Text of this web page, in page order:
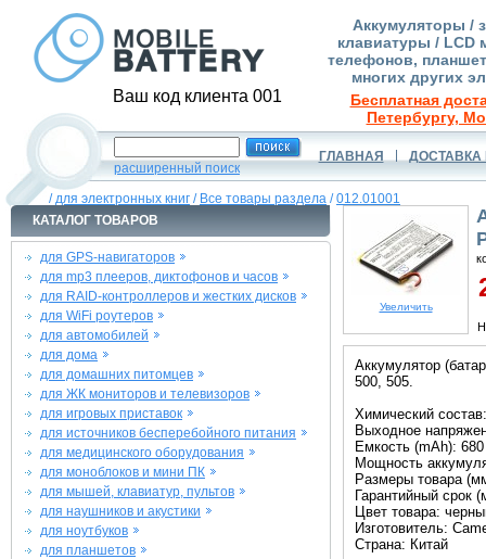
Ваш код клиента 001
Аккумуляторы /
клавиатуры / LCD
телефонов,
многих других
Бесплатная
Петербургу,
расширенный поиск
ГЛАВНАЯ ДОСТАВКА
/для электронных книг / Все товары раздела /012.01001
КАТАЛОГ ТОВАРОВ
для GPS-навигаторов
для mp3 плееров, диктофонов и часов
для RAID-контроллеров и жестких дисков
для WiFi роутеров
для автомобилей
для дома
для домашних питомцев
для ЖК мониторов и телевизоров
для игровых приставок
для источников бесперебойного питания
для медицинского оборудования
для моноблоков и мини ПК
для мышей, клавиатур, пультов
для наушников и акустики
для ноутбуков
для планшетов
Увеличить
Аккумулятор
500, 505.
Химический
Выходное
Емкость (mAh): 680
Мощность
Размеры товара
Гарантийный срок
Цвет товара:
Изготовитель:
Страна: Китай